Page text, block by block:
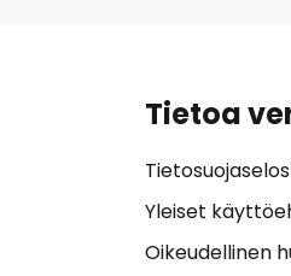
Tietoa
Yleiset
Oikeudellinen